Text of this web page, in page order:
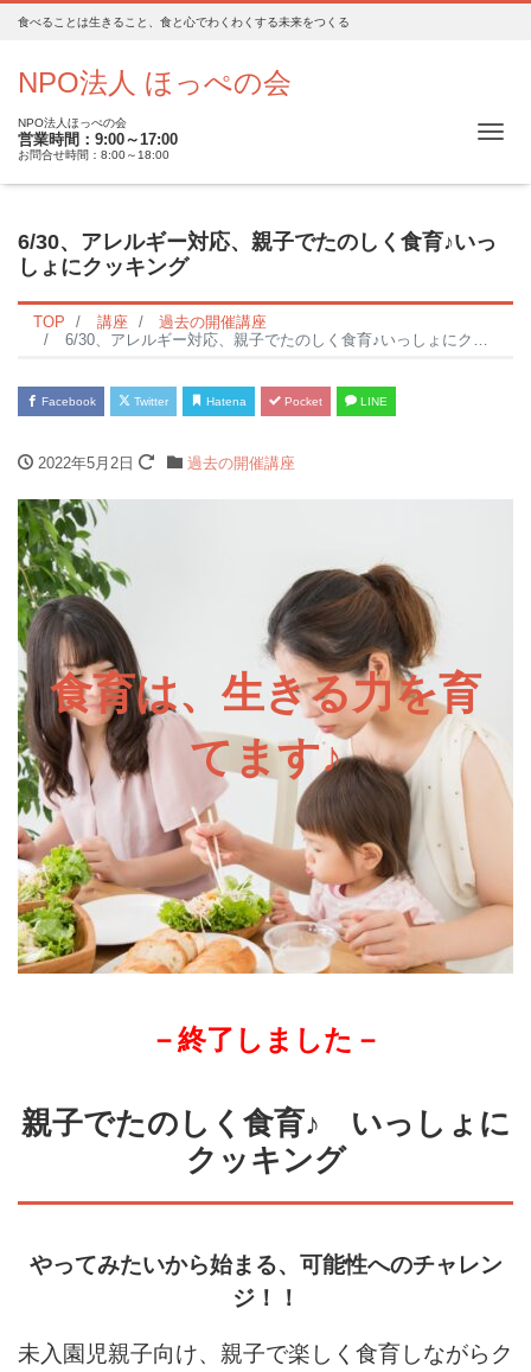
食べることは生きること、食と心でわくわくする未来をつくる
NPO法人 ほっぺの会
NPO法人ほっぺの会
営業時間：9:00～17:00
お問合せ時間：8:00～18:00
6/30、アレルギー対応、親子でたのしく食育♪いっ
しょにクッキング
TOP 講座
過去の開催講座
6/30、アレルギー対応、親子でたのしく食育♪いっしょにクッキング
Facebook Twitter Hatena Pocket LINE
2022年5月2日 過去の開催講座
食育は、生きる力を育
てます♪
－終了しました－
親子でたのしく食育♪ いっしょに
クッキング
やってみたいから始まる、可能性へのチャレン
ジ！！
未入園児親子向け、親子で楽しく食育しながらク